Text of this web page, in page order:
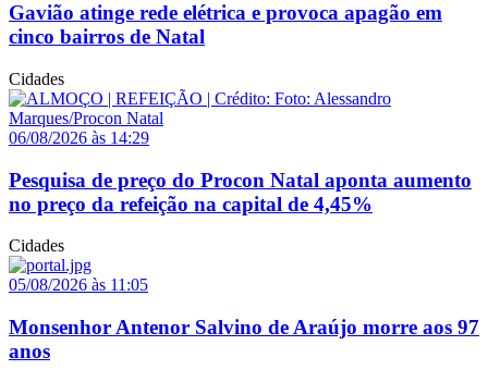
Gavião atinge rede elétrica e provoca apagão em
cinco bairros de Natal
Cidades
06/08/2026 às 14:29
Pesquisa de preço do Procon Natal aponta aumento
no preço da refeição na capital de 4,45%
Cidades
05/08/2026 às 11:05
Monsenhor Antenor Salvino de Araújo morre aos 97
anos